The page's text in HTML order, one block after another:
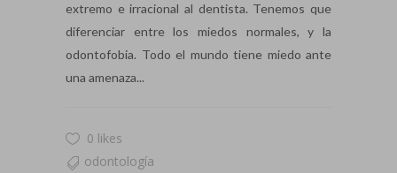
extremo e irracional al dentista. Tenemos que
diferenciar entre los miedos normales, y la
odontofobia. Todo el mundo tiene miedo ante
una amenaza...
0 likes
odontología